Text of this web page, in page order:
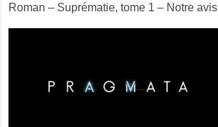
Roman – Suprématie, tome 1 – Notre avis